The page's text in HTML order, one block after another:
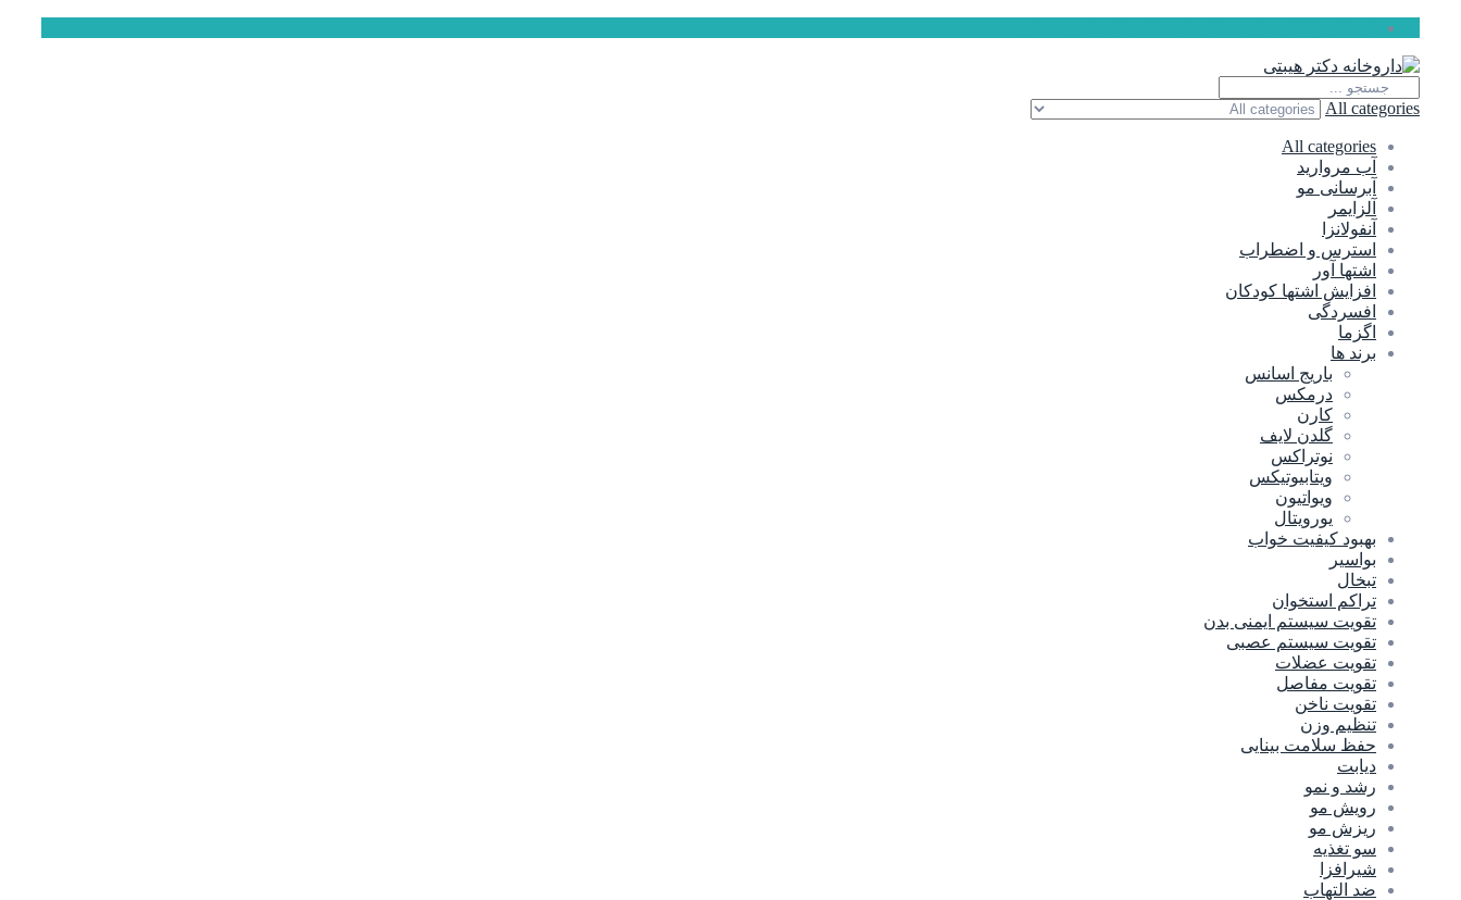
All categories
All categories
آب مروارید
آبرسانی مو
آلزایمر
آنفولانزا
استرس و اضطراب
اشتها آور
افزایش اشتها کودکان
افسردگی
اگزما
برند ها
باریج اسانس
درمکس
کارن
گلدن لایف
نوتراکس
ویتابیوتیکس
ویواتیون
یورویتال
بهبود کیفیت خواب
بواسیر
تبخال
تراکم استخوان
تقویت سیستم ایمنی بدن
تقویت سیستم عصبی
تقویت عضلات
تقویت مفاصل
تقویت ناخن
تنظیم وزن
حفظ سلامت بینایی
دیابت
رشد و نمو
رویش مو
ریزش مو
سو تغذیه
شیرافزا
ضد التهاب